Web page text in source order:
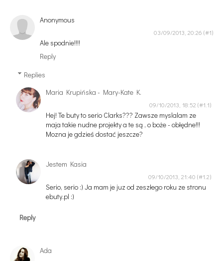
Anonymous
03/09/2013, 20:26
Ale spodnie!!!!
Reply
Replies
Maria Krupińska - Mary-Kate K.
09/10/2013, 18:52
Hej! Te buty to serio Clarks??? Zawsze myslalam ze
maja takie nudne projekty a te są , o boże - obłędne!!!
Mozna je gdzieś dostać jeszcze?
Jestem Kasia
09/10/2013, 21:40
Serio, serio :) Ja mam je juz od zeszłego roku ze stronu
ebuty.pl :)
Reply
Ada